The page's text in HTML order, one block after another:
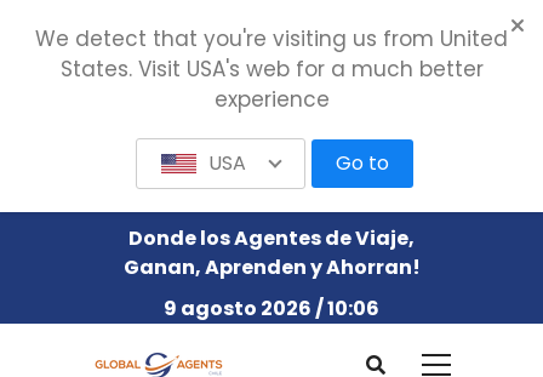
Donde los Agentes de Viaje,
Ganan, Aprenden y Ahorran!
9 agosto 2026 / 10:06
We detect that you're visiting us from United
States. Visit USA's web for a much better
experience
USA Go to